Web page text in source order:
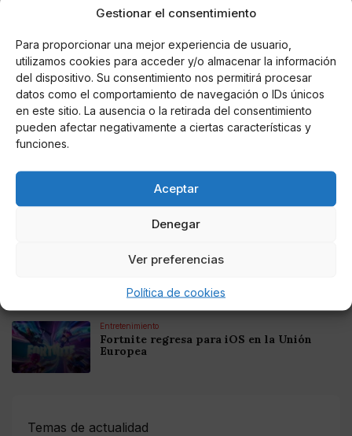
Gestionar el consentimiento
Para proporcionar una mejor experiencia de usuario,
utilizamos cookies para acceder y/o almacenar la información
del dispositivo. Su consentimiento nos permitirá procesar
datos como el comportamiento de navegación o IDs únicos
en este sitio. La ausencia o la retirada del consentimiento
pueden afectar negativamente a ciertas características y
funciones.
Aceptar
Denegar
Ver preferencias
Política de cookies
corazón y todos los realitys del momento.
Noticias relacionadas
Online Casino
Mejores Cripto Casinos Online en
Colombia 2025: Bitcoin Casinos
Mejores Casinos Online con Bitcoin y
Criptomonedas en Argentina 2025
Online Casino
Mejores casinos online con
Entretenimiento
Fortnite regresa para iOS en la Unión
Europea
Temas de actualidad